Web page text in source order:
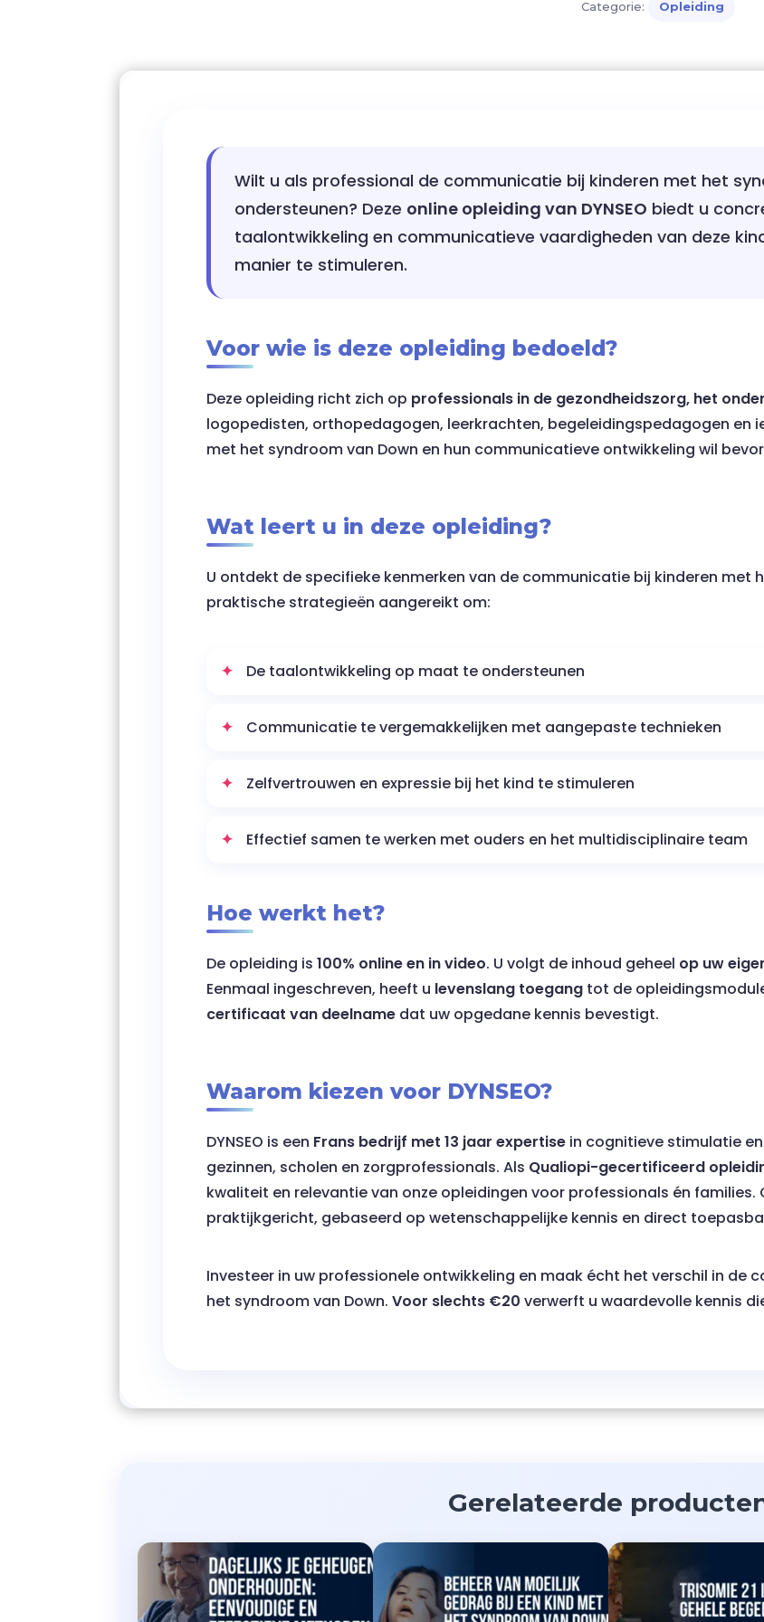
Categorie: Opleiding
Wilt u als professional de communicatie bij kinderen met het
ondersteunen? Deze online opleiding van DYNSEO biedt u
taalontwikkeling en communicatieve vaardigheden van deze
manier te stimuleren.
Voor wie is deze opleiding bedoeld?
Deze opleiding richt zich op professionals in de gezondheidszorg, het
logopedisten, orthopedagogen, leerkrachten, begeleidingspedagogen en
met het syndroom van Down en hun communicatieve ontwikkeling wil
Wat leert u in deze opleiding?
U ontdekt de specifieke kenmerken van de communicatie bij kinderen met
praktische strategieën aangereikt om:
De taalontwikkeling op maat te ondersteunen
Communicatie te vergemakkelijken met aangepaste technieken
Zelfvertrouwen en expressie bij het kind te stimuleren
Effectief samen te werken met ouders en het multidisciplinaire team
Hoe werkt het?
De opleiding is 100% online en in video. U volgt de inhoud geheel op uw
Eenmaal ingeschreven, heeft u levenslang toegang tot de
certificaat van deelname dat uw opgedane kennis bevestigt.
Waarom kiezen voor DYNSEO?
DYNSEO is een Frans bedrijf met 13 jaar expertise in cognitieve stimulatie
gezinnen, scholen en zorgprofessionals. Als Qualiopi-gecertificeerd
kwaliteit en relevantie van onze opleidingen voor professionals én families.
praktijkgericht, gebaseerd op wetenschappelijke kennis en direct
Investeer in uw professionele ontwikkeling en maak écht het verschil in de
het syndroom van Down. Voor slechts €20 verwerft u waardevolle kennis
Gerelateerde